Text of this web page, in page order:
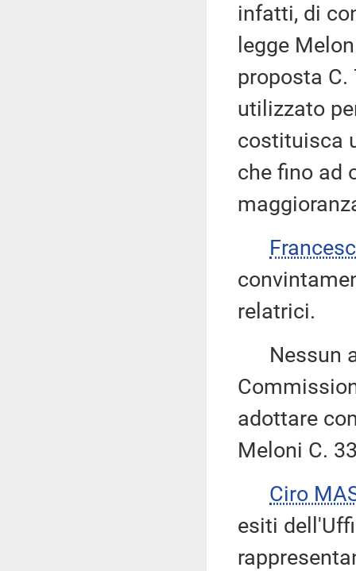
infatti, di
legge
proposta
utilizzato
costituisca
che fino ad
relatrici.
Nessun
adottare
Meloni C.
Ciro
esiti